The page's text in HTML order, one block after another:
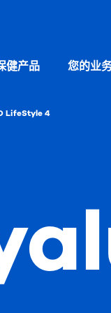
健产品 您的业
LifeStyle 4